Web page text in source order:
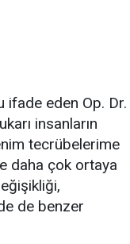
ifade eden Op. Dr.
insanların
tecrübelerime
daha çok ortaya
de benzer